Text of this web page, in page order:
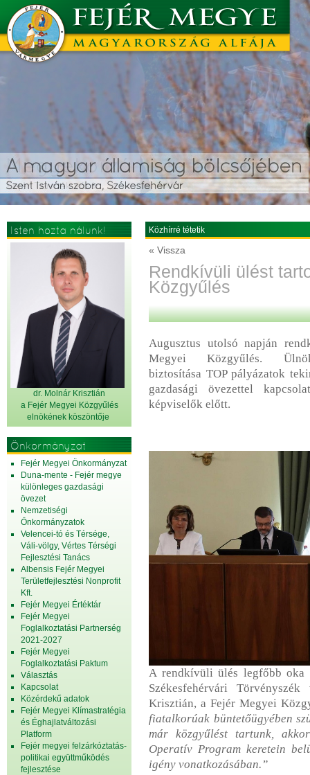
Isten hozta nálunk!
dr. Molnár Krisztián
a Fejér Megyei Közgyűlés
elnökének köszöntője
Önkormányzat
Fejér Megyei Önkormányzat
Duna-mente - Fejér megye
különleges gazdasági
övezet
Nemzetiségi
Önkormányzatok
Velencei-tó és Térsége,
Váli-völgy, Vértes Térségi
Fejlesztési Tanács
Albensis Fejér Megyei
Területfejlesztési Nonprofit
Kft.
Fejér Megyei Értéktár
Fejér Megyei
Foglalkoztatási Partnerség
2021-2027
Fejér Megyei
Foglalkoztatási Paktum
Választás
Kapcsolat
Közérdekű adatok
Fejér Megyei Klímastratégia
és Éghajlatváltozási
Platform
Fejér megyei felzárkóztatás-
politikai együttműködés
fejlesztése
Közhírré tétetik
« Vissza
Rendkívüli ülést
Közgyűlés
Augusztus utolsó napján
Megyei Közgyűlés.
biztosítása TOP pályázatok
gazdasági övezettel
képviselők előtt.
A rendkívüli ülés legfőbb oka
Székesfehérvári
Krisztián, a Fejér Megyei
fiatalkorúak büntetőügyében
már közgyűlést tartunk,
Operatív Program keretein
igény vonatkozásában.”